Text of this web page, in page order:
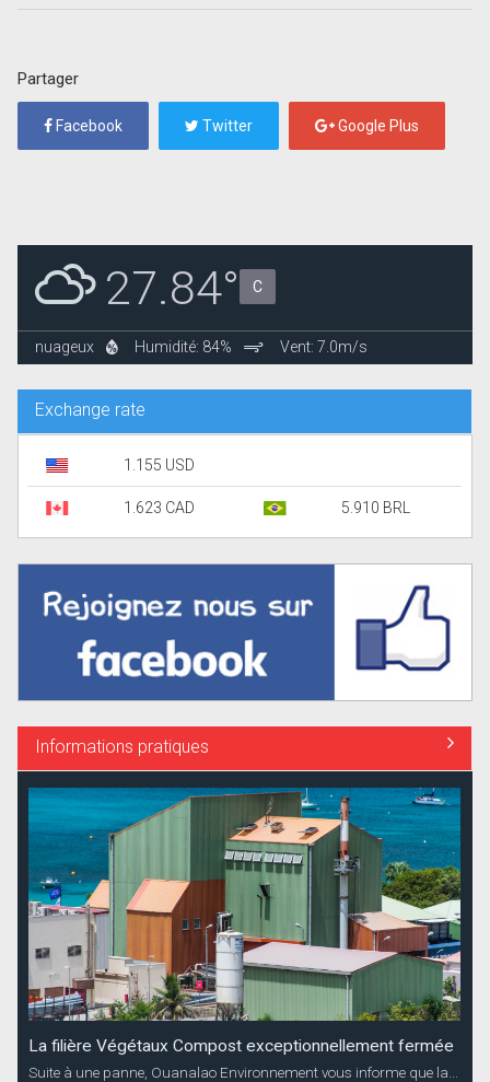
Partager
Facebook Twitter Google Plus
27.84° C
nuageux Humidité: 84% Vent: 7.0m/s
Exchange rate
1.155 USD
1.623 CAD 5.910 BRL
Informations pratiques
La filière Végétaux Compost exceptionnellement fermée
Suite à une panne, Ouanalao Environnement vous informe que la...